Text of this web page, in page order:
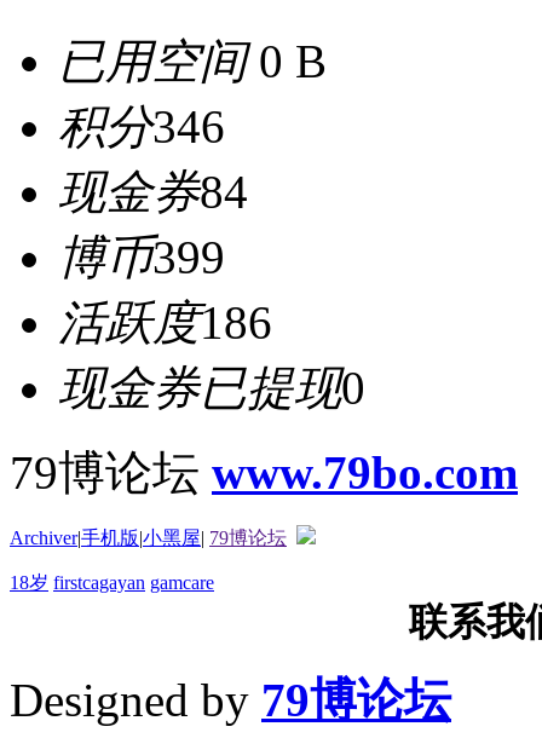
已用空间0 B
积分346
现金券84
博币399
活跃度186
现金券已提现0
79博论坛 www.79bo.com
Archiver|手机版|小黑屋| 79博论坛
18岁 firstcagayan gamcare
联系我
Designed by 79博论坛